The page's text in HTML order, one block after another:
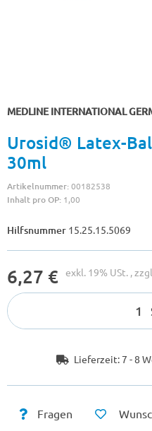
MEDLINE INTERNATIONAL
Urosid® Latex-
30ml
Artikelnummer:00182538
Inhalt pro OP: 1,00
Hilfsnummer 15.25.15.5069
6,27 € exkl. 19% USt. ,
Lieferzeit:7 - 8
Fragen